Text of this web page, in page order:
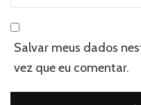
Salvar meus dados
vez que eu comentar.